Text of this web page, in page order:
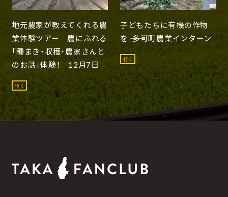
地元農家が教えてくれる農
業体験ツアー 農にふれる
「種まき・収穫・農家さんと
のお話」体験！ 12月7日
行く
子どもたちに有機の作物
を ―― 多可町農業インターン
行く